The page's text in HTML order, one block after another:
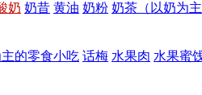
奶 奶昔 黄油 奶粉 奶茶（以奶为
的零食小吃 话梅 水果肉 水果蜜